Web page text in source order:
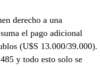
derecho a una
el pago adicional
(U$S 13.000/39.000).
y todo esto solo se